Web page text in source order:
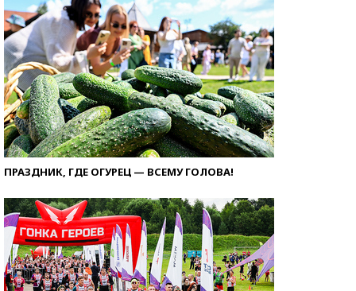
ПРАЗДНИК, ГДЕ ОГУРЕЦ — ВСЕМУ ГОЛОВА!